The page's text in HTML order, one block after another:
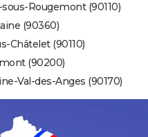
Rougemont (90110)
(90360)
Châtelet (90110)
(90200)
Val-des-Anges (90170)